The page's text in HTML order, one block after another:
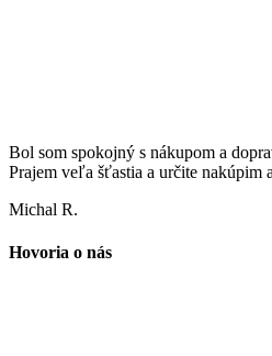
Bol som spokojný s nákupom a
Prajem veľa šťastia a určite nakúpim
Michal R.
Hovoria o nás